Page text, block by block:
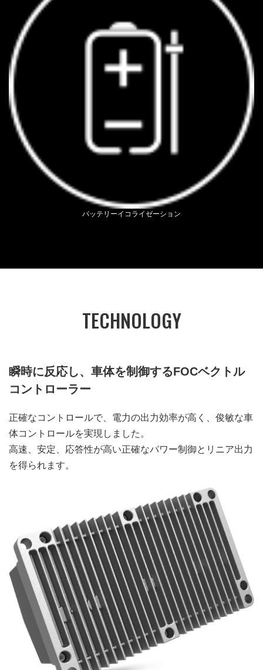
バッテリーイコライゼーション
TECHNOLOGY
瞬時に反応し、車体を制御するFOCベクトル
コントローラー
正確なコントロールで、電力の出力効率が高く、俊敏な車
体コントロールを実現しました。
高速、安定、応答性が高い正確なパワー制御とリニア出力
を得られます。